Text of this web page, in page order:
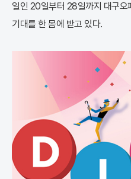
일인 20일부터 28일까지 대구오
기대를 한 몸에 받고 있다.